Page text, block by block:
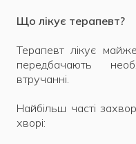
Що лікує терапевт?
Терапевт лікує
передбачають
втручанні.
Найбільш часті
хворі: